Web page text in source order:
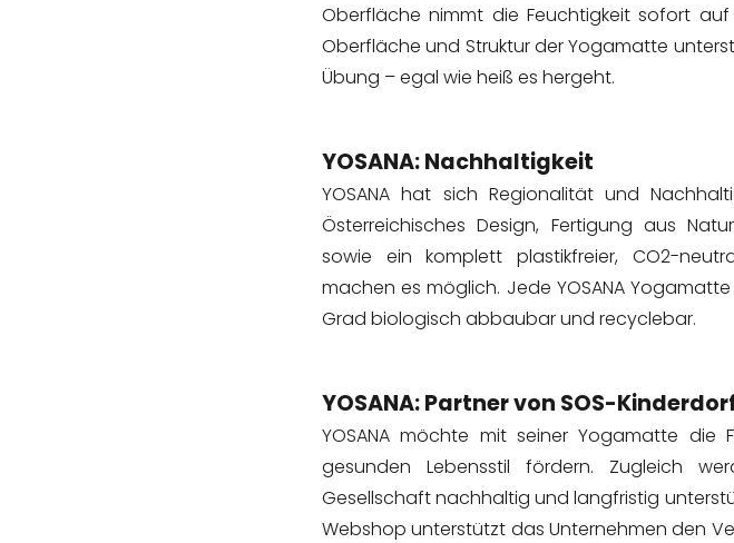
Oberfläche nimmt die Feuchtigkeit sofort
Oberfläche und Struktur der Yogamatte
Übung – egal wie heiß es hergeht.
YOSANA: Nachhaltigkeit
YOSANA hat sich Regionalität und
Österreichisches Design, Fertigung aus
sowie ein komplett plastikfreier, CO2-
machen es möglich. Jede YOSANA
Grad biologisch abbaubar und recyclebar.
YOSANA: Partner von SOS-
YOSANA möchte mit seiner Yogamatte
gesunden Lebensstil fördern. Zugleich
Gesellschaft nachhaltig und langfristig
Webshop unterstützt das Unternehmen den